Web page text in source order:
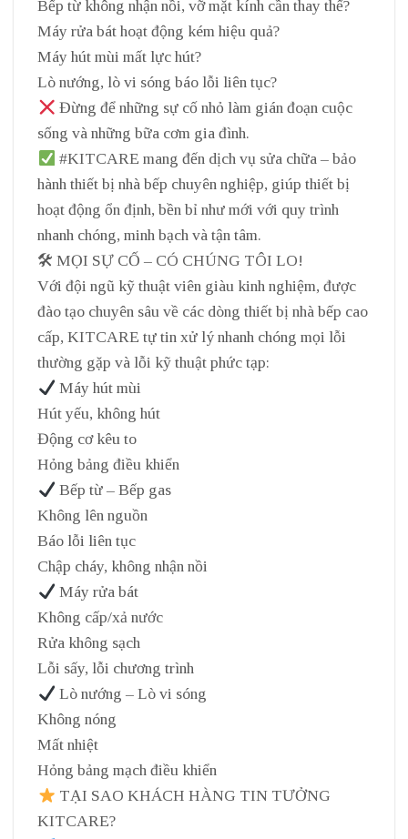
Bếp từ không nhận nồi, vỡ mặt kính cần thay thế?
Máy rửa bát hoạt động kém hiệu quả?
Máy hút mùi mất lực hút?
Lò nướng, lò vi sóng báo lỗi liên tục?
Đừng để những sự cố nhỏ làm gián đoạn cuộc
sống và những bữa cơm gia đình.
#KITCARE mang đến dịch vụ sửa chữa – bảo
hành thiết bị nhà bếp chuyên nghiệp, giúp thiết bị
hoạt động ổn định, bền bỉ như mới với quy trình
nhanh chóng, minh bạch và tận tâm.
🛠 MỌI SỰ CỐ – CÓ CHÚNG TÔI LO!
Với đội ngũ kỹ thuật viên giàu kinh nghiệm, được
đào tạo chuyên sâu về các dòng thiết bị nhà bếp cao
cấp, KITCARE tự tin xử lý nhanh chóng mọi lỗi
thường gặp và lỗi kỹ thuật phức tạp:
Máy hút mùi
Hút yếu, không hút
Động cơ kêu to
Hỏng bảng điều khiển
Bếp từ – Bếp gas
Không lên nguồn
Báo lỗi liên tục
Chập cháy, không nhận nồi
Máy rửa bát
Không cấp/xả nước
Rửa không sạch
Lỗi sấy, lỗi chương trình
Lò nướng – Lò vi sóng
Không nóng
Mất nhiệt
Hỏng bảng mạch điều khiển
TẠI SAO KHÁCH HÀNG TIN TƯỞNG
KITCARE?